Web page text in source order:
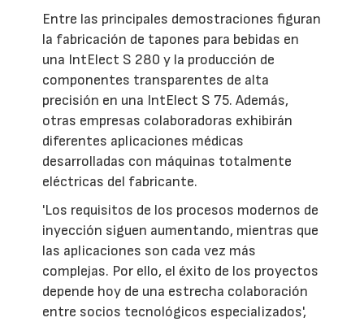
Entre las principales demostraciones figuran
la fabricación de tapones para bebidas en
una IntElect S 280 y la producción de
componentes transparentes de alta
precisión en una IntElect S 75. Además,
otras empresas colaboradoras exhibirán
diferentes aplicaciones médicas
desarrolladas con máquinas totalmente
eléctricas del fabricante.
'Los requisitos de los procesos modernos de
inyección siguen aumentando, mientras que
las aplicaciones son cada vez más
complejas. Por ello, el éxito de los proyectos
depende hoy de una estrecha colaboración
entre socios tecnológicos especializados',